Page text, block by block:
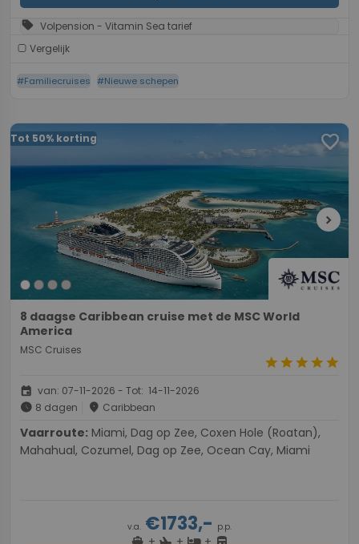
sell Volpension - Vitamin Sea tarief
Vergelijk
#Familiecruises #Nieuwe schepen
Tot 50% korting favorite
chevron_right
8 daagse Caribbean cruise met de MSC World
America
MSC Cruises
starstarstarstarstar
event van: 07-11-2026 - Tot: 14-11-2026
schedule 8 dagen place Caribbean
Vaarroute:
Mahahual, Cozumel, Dag op Zee, Ocean Cay, Miami
v.a. €1733,- p.p.